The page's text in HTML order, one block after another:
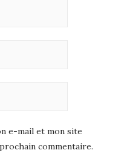
e-mail et mon site
commentaire.